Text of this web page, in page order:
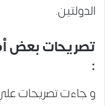
الدولتين.
تصريحات بعض
:
و جاءت تصريحات